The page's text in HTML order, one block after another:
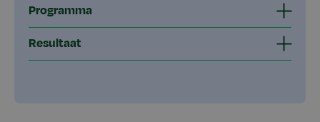
Programma
Resultaat